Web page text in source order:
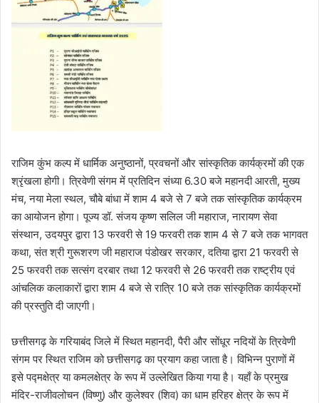
राजिम कुंभ कल्प में धार्मिक अनुष्ठानों, प्रवचनों और सांस्कृतिक कार्यक्रमों की एक
श्रृंखला होगी। त्रिवेणी संगम में प्रतिदिन संध्या 6.30 बजे महानदी आरती, मुख्य
मंच, नया मेला स्थल, चौबे बांधा में शाम 4 बजे से 7 बजे तक सांस्कृतिक कार्यक्रम
का आयोजन होगा। पूज्य डॉ. संजय कृष्ण सलिल जी महाराज, नारायण सेवा
संस्थान, उदयपुर द्वारा 13 फरवरी से 19 फरवरी तक शाम 4 से 7 बजे तक भागवत
कथा, संत श्री गुरूशरण जी महाराज पंडोखर सरकार, दतिया द्वारा 21 फरवरी से
25 फरवरी तक सत्संग दरबार तथा 12 फरवरी से 26 फरवरी तक राष्ट्रीय एवं
आंचलिक कलाकारों द्वारा शाम 4 बजे से रात्रि 10 बजे तक सांस्कृतिक कार्यक्रमों
की प्रस्तुति दी जाएगी।
छत्तीसगढ़ के गरियाबंद जिले में स्थित महानदी, पैरी और सोंधूर नदियों के त्रिवेणी
संगम पर स्थित राजिम को छत्तीसगढ़ का प्रयाग कहा जाता है। विभिन्न पुराणों में
इसे पद्मक्षेत्र या कमलक्षेत्र के रूप में उल्लेखित किया गया है। यहाँ के प्रमुख
मंदिर-राजीवलोचन (विष्णु) और कुलेश्वर (शिव) का धाम हरिहर क्षेत्र के रूप में